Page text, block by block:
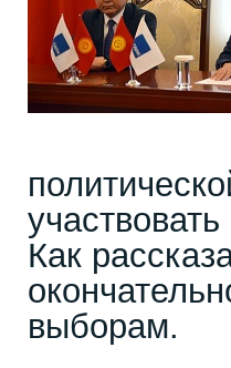
Как
выборам.